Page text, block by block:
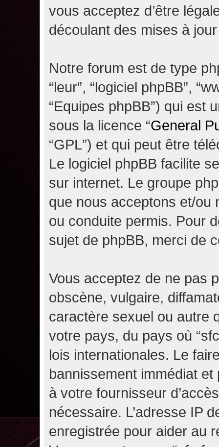
vous acceptez d’être
découlant des mises à
Notre forum est de type
“leur”, “logiciel phpBB”,
“Equipes phpBB”) qui est
sous la licence “General
“GPL”) et qui peut être
Le logiciel phpBB facilite
sur internet. Le groupe
que nous acceptons et/ou
ou conduite permis. Pour
sujet de phpBB, merci de
Vous acceptez de ne pas
obscène, vulgaire,
caractère sexuel ou autre
votre pays, du pays où
lois internationales. Le
bannissement immédiat
à votre fournisseur
nécessaire. L’adresse IP
enregistrée pour aider au